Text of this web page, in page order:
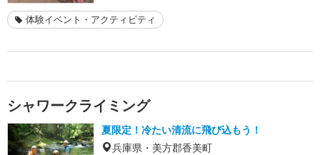
体験イベント・アクティビティ
シャワークライミング
夏限定！冷たい清流に飛び込もう！
兵庫県・美方郡香美町